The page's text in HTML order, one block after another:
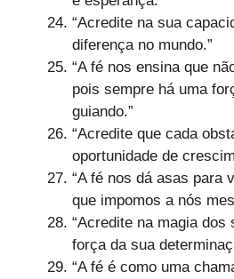
“Acredite na sua
diferença no mundo.”
“A fé nos ensina que
pois sempre há uma
guiando.”
“Acredite que cada
oportunidade de
“A fé nos dá asas para
que impomos a nós
“Acredite na magia dos
força da sua
“A fé é como uma